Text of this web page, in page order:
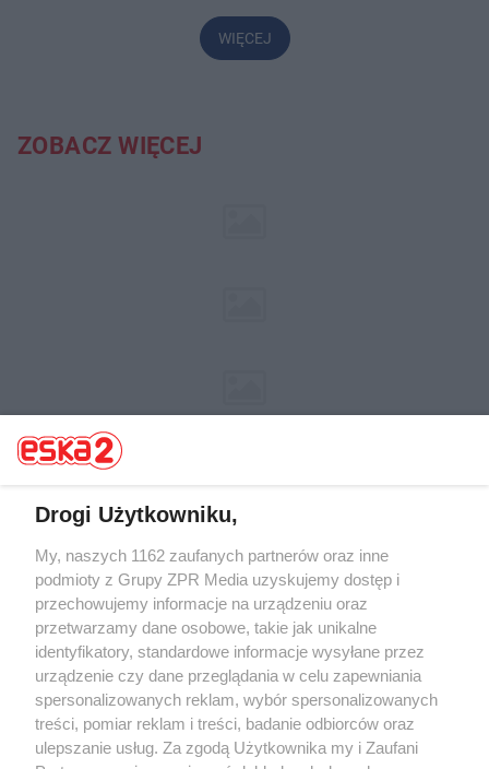
WIĘCEJ
ZOBACZ WIĘCEJ
Żaden utwór zamieszczony w serwisie nie może być powielany i
rozpowszechniany lub dalej rozpowszechniany w jakikolwiek sposób (w
tym także elektroniczny lub mechaniczny) na jakimkolwiek polu
eksploatacji w jakiejkolwiek formie, włącznie z umieszczaniem w
Internecie bez pisemnej zgody właściciela praw. Jakiekolwiek użycie lub
wykorzystanie utworów w całości lub w części z naruszeniem prawa,
tzn. bez właściwej zgody, jest zabronione pod groźbą kary i może być
ścigane prawnie.
Drogi Użytkowniku,
My, naszych 1162 zaufanych partnerów oraz inne
podmioty z Grupy ZPR Media uzyskujemy dostęp i
przechowujemy informacje na urządzeniu oraz
przetwarzamy dane osobowe, takie jak unikalne
identyfikatory, standardowe informacje wysyłane przez
urządzenie czy dane przeglądania w celu zapewniania
spersonalizowanych reklam, wybór spersonalizowanych
treści, pomiar reklam i treści, badanie odbiorców oraz
ulepszanie usług. Za zgodą Użytkownika my i Zaufani